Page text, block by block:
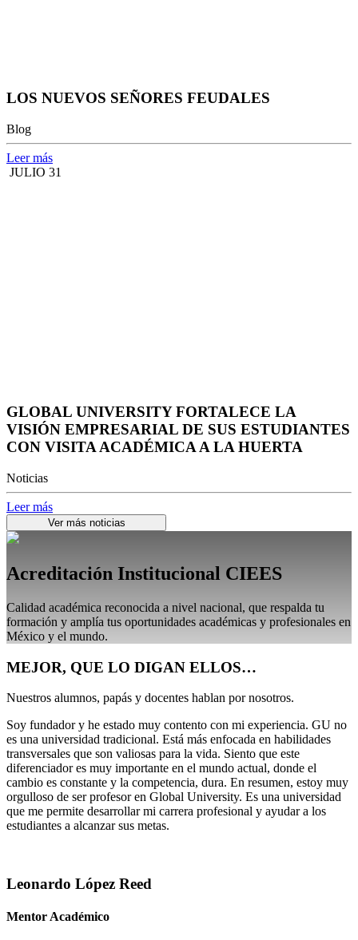
LOS NUEVOS SEÑORES FEUDALES
Blog
Leer más
JULIO 31
GLOBAL UNIVERSITY FORTALECE LA
VISIÓN EMPRESARIAL DE SUS ESTUDIANTES
CON VISITA ACADÉMICA A LA HUERTA
Noticias
Leer más
Ver más noticias
Acreditación Institucional CIEES
Calidad académica reconocida a nivel nacional, que respalda tu
formación y amplía tus oportunidades académicas y profesionales en
México y el mundo.
MEJOR, QUE LO DIGAN ELLOS…
Nuestros alumnos, papás y docentes hablan por nosotros.
Soy fundador y he estado muy contento con mi experiencia. GU no
es una universidad tradicional. Está más enfocada en habilidades
transversales que son valiosas para la vida. Siento que este
diferenciador es muy importante en el mundo actual, donde el
cambio es constante y la competencia, dura. En resumen, estoy muy
orgulloso de ser profesor en Global University. Es una universidad
que me permite desarrollar mi carrera profesional y ayudar a los
estudiantes a alcanzar sus metas.
Leonardo López Reed
Mentor Académico